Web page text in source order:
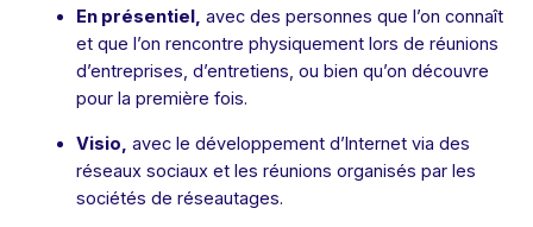
En présentiel, avec des personnes que l’on connaît
et que l’on rencontre physiquement lors de réunions
d’entreprises, d’entretiens, ou bien qu’on découvre
pour la première fois.
Visio, avec le développement d’Internet via des
réseaux sociaux et les réunions organisés par les
sociétés de réseautages.